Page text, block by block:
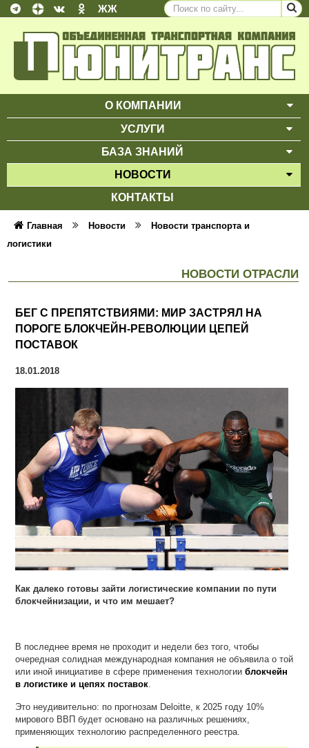
ЖЖ
О КОМПАНИИ
УСЛУГИ
БАЗА ЗНАНИЙ
НОВОСТИ
КОНТАКТЫ
Главная Новости
Новости транспорта и
логистики
НОВОСТИ ОТРАСЛИ
БЕГ С ПРЕПЯТСТВИЯМИ: МИР ЗАСТРЯЛ НА
ПОРОГЕ БЛОКЧЕЙН-РЕВОЛЮЦИИ ЦЕПЕЙ
ПОСТАВОК
18.01.2018
Как далеко готовы зайти логистические компании по пути
блокчейнизации, и что им мешает?
В последнее время не проходит и недели без того, чтобы
очередная солидная международная компания не объявила о той
или иной инициативе в сфере применения технологии блокчейн
в логистике и цепях поставок
Это неудивительно: по прогнозам Deloitte, к 2025 году 10%
мирового ВВП будет основано на различных решениях,
применяющих технологию распределенного реестра.